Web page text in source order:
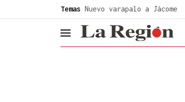
Temas Nuevo varapalo a Jácome
header.menu.open